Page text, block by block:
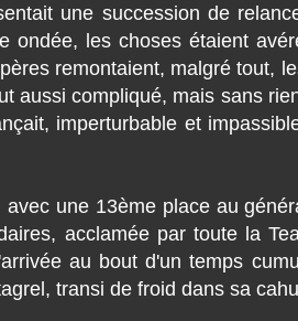
une succession de
ondée, les choses étaient
remontaient, malgré tout,
aussi compliqué, mais sans
imperturbable et
une 13ème place au
acclamée par toute la
au bout d'un temps
transi de froid dans sa